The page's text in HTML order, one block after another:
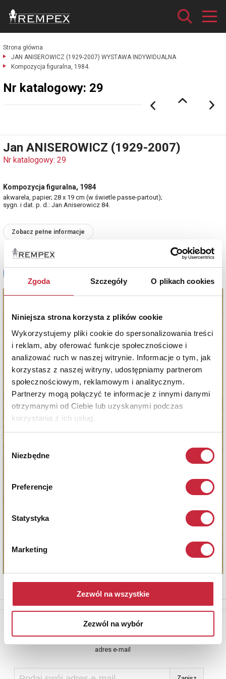
Zgoda Szczegóły O plikach cookies
Niniejsza strona korzysta z plików cookie
Wykorzystujemy pliki cookie do spersonalizowania treści
i reklam, aby oferować funkcje społecznościowe i
analizować ruch w naszej witrynie. Informacje o tym, jak
korzystasz z naszej witryny, udostępniamy partnerom
społecznościowym, reklamowym i analitycznym.
Partnerzy mogą połączyć te informacje z innymi danymi
otrzymanymi od Ciebie lub uzyskanymi podczas
korzystania z ich usług.
zgody
Niezbędne
Preferencje
Statystyka
Marketing
Zezwól na wszystkie
Zezwól na wybór
Strona główna
JAN ANISEROWICZ (1929-2007) WYSTAWA INDYWIDUALNA
Kompozycja figuralna, 1984.
Nr katalogowy: 29
Jan ANISEROWICZ (1929-2007)
Nr katalogowy: 29
Kompozycja figuralna, 1984
akwarela, papier; 28 x 19 cm (w świetle passe-partout);
sygn. i dat. p. d.: Jan Aniserowicz 84.
Zobacz pełne informacje
Newsletter
Aby otrzymywać informacje o nowych aukcjach, prosimy podać
adres e-mail